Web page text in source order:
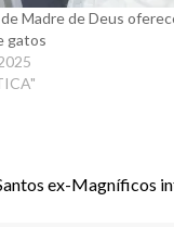
Madre de Deus
gatos
ex-Magníficos